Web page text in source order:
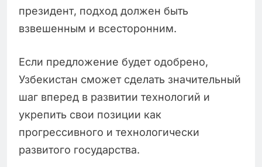
президент, подход должен быть
взвешенным и всесторонним.
Если предложение будет одобрено,
Узбекистан сможет сделать значительный
шаг вперед в развитии технологий и
укрепить свои позиции как
прогрессивного и технологически
развитого государства.